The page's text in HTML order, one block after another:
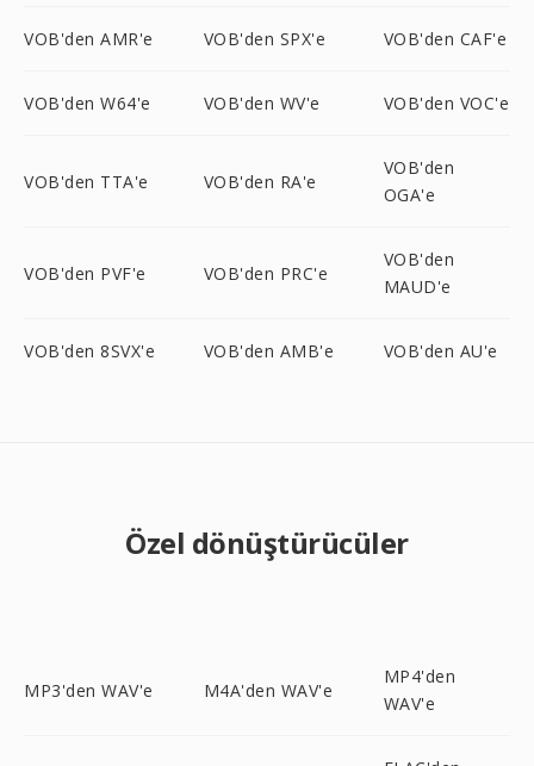
VOB'den AMR'e VOB'den SPX'e VOB'den CAF'e
VOB'den W64'e VOB'den WV'e VOB'den VOC'e
VOB'den TTA'e VOB'den RA'e
VOB'den
OGA'e
VOB'den PVF'e VOB'den PRC'e
VOB'den
MAUD'e
VOB'den 8SVX'e VOB'den AMB'e VOB'den AU'e
Özel dönüştürücüler
MP3'den WAV'e M4A'den WAV'e
MP4'den
WAV'e